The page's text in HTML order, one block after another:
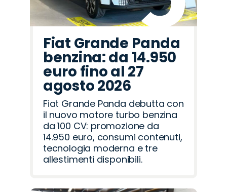
Fiat Grande Panda
benzina: da 14.950
euro fino al 27
agosto 2026
Fiat Grande Panda debutta con
il nuovo motore turbo benzina
da 100 CV: promozione da
14.950 euro, consumi contenuti,
tecnologia moderna e tre
allestimenti disponibili.